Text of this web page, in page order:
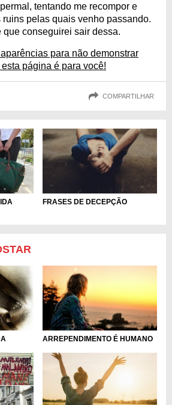
tentando me recompor e
pelas quais venho passando.
que conseguirei sair dessa.
para não demonstrar
página é para você!
COMPARTILHAR
FRASES DE DECEPÇÃO
ARREPENDIMENTO É HUMANO